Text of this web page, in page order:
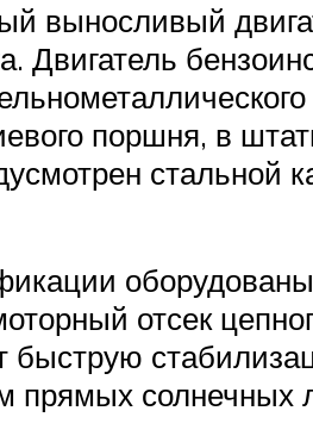
выносливый
поршня, в
стальной
отсек
быструю
прямых солнечных